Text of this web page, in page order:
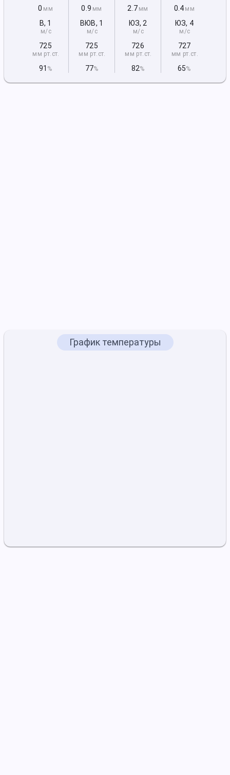
0 мм
В, 1
м/с
725
мм рт.ст.
91 %
0.9 мм
ВЮВ, 1
м/с
725
мм рт.ст.
77%
2.7 мм
ЮЗ, 2
м/с
726
мм рт.ст.
82%
0.4 мм
ЮЗ, 4
м/с
727
мм рт.ст.
65%
График температуры